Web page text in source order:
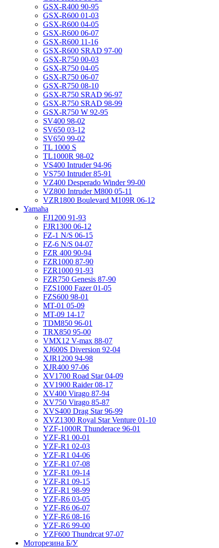
GSX-R400 90-95
GSX-R600 01-03
GSX-R600 04-05
GSX-R600 06-07
GSX-R600 11-16
GSX-R600 SRAD 97-00
GSX-R750 00-03
GSX-R750 04-05
GSX-R750 06-07
GSX-R750 08-10
GSX-R750 SRAD 96-97
GSX-R750 SRAD 98-99
GSX-R750 W 92-95
SV400 98-02
SV650 03-12
SV650 99-02
TL 1000 S
TL1000R 98-02
VS400 Intruder 94-96
VS750 Intruder 85-91
VZ400 Desperado Winder 99-00
VZ800 Intruder M800 05-11
VZR1800 Boulevard M109R 06-12
Yamaha
FJ1200 91-93
FJR1300 06-12
FZ-1 N/S 06-15
FZ-6 N/S 04-07
FZR 400 90-94
FZR1000 87-90
FZR1000 91-93
FZR750 Genesis 87-90
FZS1000 Fazer 01-05
FZS600 98-01
MT-01 05-09
MT-09 14-17
TDM850 96-01
TRX850 95-00
VMX12 V-max 88-07
XJ600S Diversion 92-04
XJR1200 94-98
XJR400 97-06
XV1700 Road Star 04-09
XV1900 Raider 08-17
XV400 Virago 87-94
XV750 Virago 85-87
XVS400 Drag Star 96-99
XVZ1300 Royal Star Venture 01-10
YZF-1000R Thunderace 96-01
YZF-R1 00-01
YZF-R1 02-03
YZF-R1 04-06
YZF-R1 07-08
YZF-R1 09-14
YZF-R1 09-15
YZF-R1 98-99
YZF-R6 03-05
YZF-R6 06-07
YZF-R6 08-16
YZF-R6 99-00
YZF600 Thundrcat 97-07
Моторезина Б/У